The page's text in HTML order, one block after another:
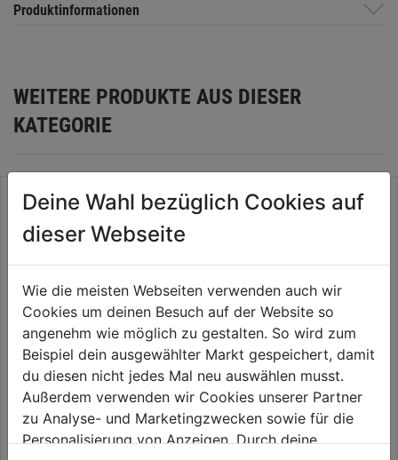
Produktinformationen
WEITERE PRODUKTE AUS DIESER
KATEGORIE
Stielhalter PACKOUT
0.0
0.0
Werkzeugkoffer m. 2
Schubladen QS PRO,
450x310x244mm
0.0 (0)
0.0
Deine Wahl bezüglich Cookies auf
dieser Webseite
Wie die meisten Webseiten verwenden auch wir
Cookies um deinen Besuch auf der Website so
angenehm wie möglich zu gestalten. So wird zum
Beispiel dein ausgewählter Markt gespeichert, damit
du diesen nicht jedes Mal neu auswählen musst.
Außerdem verwenden wir Cookies unserer Partner
zu Analyse- und Marketingzwecken sowie für die
Personalisierung von Anzeigen. Durch deine